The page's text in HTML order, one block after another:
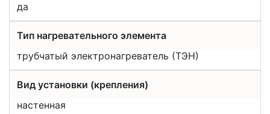
да
Тип нагревательного элемента
трубчатый электронагреватель (ТЭН)
Вид установки (крепления)
настенная